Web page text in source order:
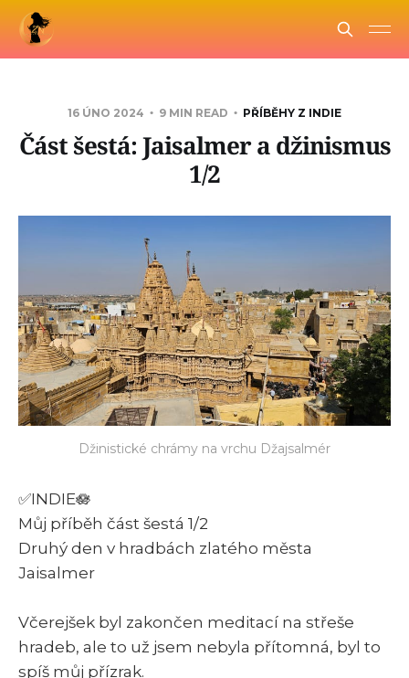
16 ÚNO 2024 9 MIN READ PŘÍBĚHY Z INDIE
Část šestá: Jaisalmer a džinismus
1/2
Džinistické chrámy na vrchu Džajsalmér
✅INDIE🪷
Můj příběh část šestá 1/2
Druhý den v hradbách zlatého města
Jaisalmer
Včerejšek byl zakončen meditací na střeše
hradeb, ale to už jsem nebyla přítomná, byl to
spíš můj přízrak.